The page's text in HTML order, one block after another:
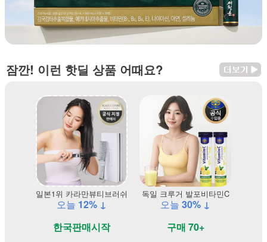
잠깐! 이런 핫딜 상품 어때요?
일본1위 카라만뷰티브러쉬
오늘 12% ↓
한국판매시작
독일 크루거 발포비타민C
오늘 30% ↓
구매 70+